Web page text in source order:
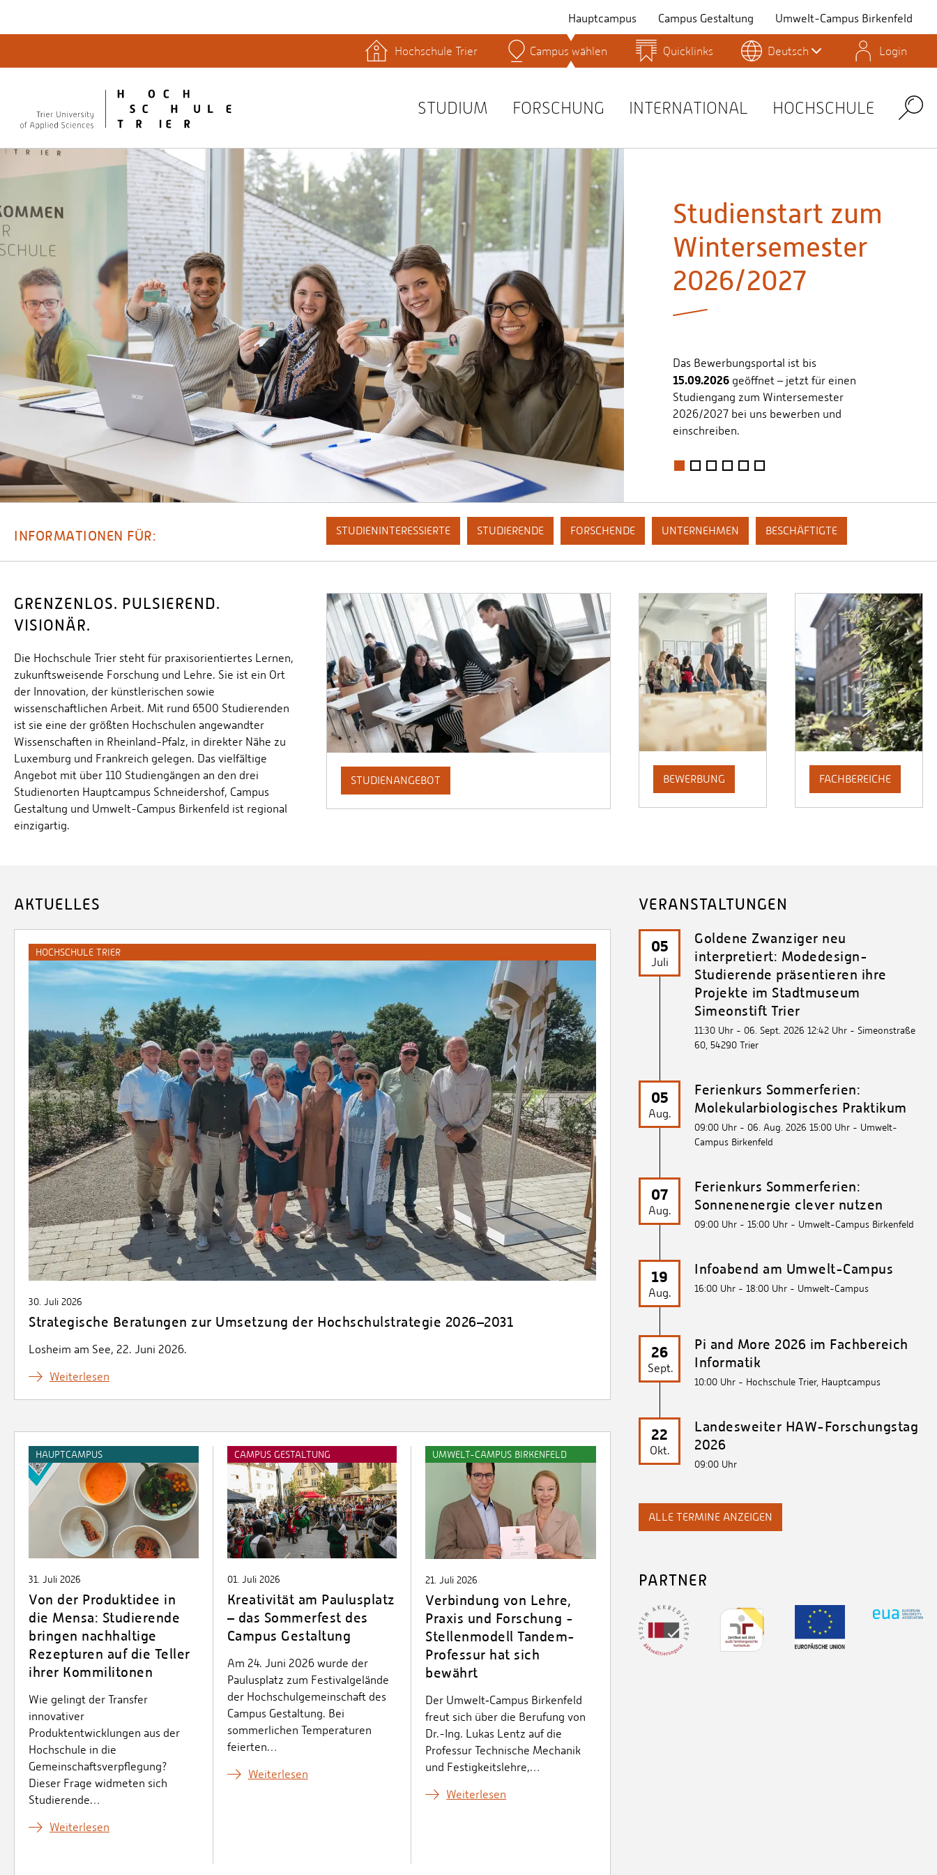
Hauptcampus Campus Gestaltung Umwelt-Campus Birkenfeld
Lernplattformen
Personensuche
Studienservice
Stud.IP
Hochschule Trier Campus wählen Quicklinks Deutsch Login
STUDIUM FORSCHUNG INTERNATIONAL HOCHSCHULE Search
Warum ist die
Hochschule Trier
die richtige Wahl
für dich?
Erfahre hier mehr darüber, was dein
Studium bei uns so besonders macht!
1 2 3 4 5 6
INFORMATIONEN FÜR: STUDIENINTERESSIERTE STUDIERENDE FORSCHENDE UNTERNEHMEN BESCHÄFTIGTE
GRENZENLOS. PULSIEREND.
VISIONÄR.
zukunftsweisende Forschung und Lehre. Sie ist ein Ort
der Innovation, der künstlerischen sowie
wissenschaftlichen Arbeit. Mit rund 6500 Studierenden
ist sie eine der größten Hochschulen angewandter
Wissenschaften in Rheinland-Pfalz, in direkter Nähe zu
Luxemburg und Frankreich gelegen. Das vielfältige
Angebot mit über 110 Studiengängen an den drei
Studienorten Hauptcampus Schneidershof, Campus
Gestaltung und Umwelt-Campus Birkenfeld ist regional
einzigartig.
STUDIENANGEBOT BEWERBUNG FACHBEREICHE
AKTUELLES
HOCHSCHULE TRIER
HAUPTCAMPUS
die Mensa: Studierende
bringen nachhaltige
Rezepturen auf die Teller
ihrer Kommilitonen
innovativer
Produktentwicklungen aus der
Hochschule in die
Gemeinschaftsverpflegung?
Dieser Frage widmeten sich
Studierende…
CAMPUS GESTALTUNG
– das Sommerfest des
Campus Gestaltung
Paulusplatz zum Festivalgelände
der Hochschulgemeinschaft des
Campus Gestaltung. Bei
sommerlichen Temperaturen
feierten…
UMWELT-CAMPUS BIRKENFELD
Praxis und Forschung -
Stellenmodell Tandem-
Professur hat sich
bewährt
freut sich über die Berufung von
Dr.-Ing. Lukas Lentz auf die
Professur Technische Mechanik
und Festigkeitslehre,…
VERANSTALTUNGEN
05
Juli
interpretiert: Modedesign-
Studierende präsentieren ihre
Projekte im Stadtmuseum
Simeonstift Trier
60, 54290 Trier
05
Aug.
Molekularbiologisches Praktikum
09:00 Uhr - 06. Aug. 2026 15:00 Uhr
Campus Birkenfeld
07
Aug.
Sonnenenergie clever nutzen
09:00 Uhr - 15:00 Uhr
19
Aug.
26
Sept.
Informatik
22
Okt.
2026
ALLE TERMINE ANZEIGEN
PARTNER